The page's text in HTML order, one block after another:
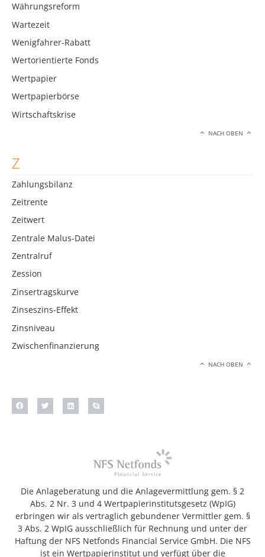
Währungsreform
Wartezeit
Wenigfahrer-Rabatt
Wertorientierte Fonds
Wertpapier
Wertpapierbörse
Wirtschaftskrise
NACH OBEN
Z
Zahlungsbilanz
Zeitrente
Zeitwert
Zentrale Malus-Datei
Zentralruf
Zession
Zinsertragskurve
Zinseszins-Effekt
Zinsniveau
Zwischenfinanzierung
NACH OBEN
Die Anlageberatung und die Anlagevermittlung gem. § 2
Abs. 2 Nr. 3 und 4 Wertpapierinstitutsgesetz (WpIG)
erbringen wir als vertraglich gebundener Vermittler gem. §
3 Abs. 2 WpIG ausschließlich für Rechnung und unter der
Haftung der NFS Netfonds Financial Service GmbH. Die NFS
ist ein Wertpapierinstitut und verfügt über die